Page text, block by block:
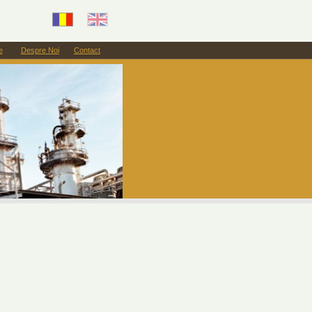
Despre Noi Contact